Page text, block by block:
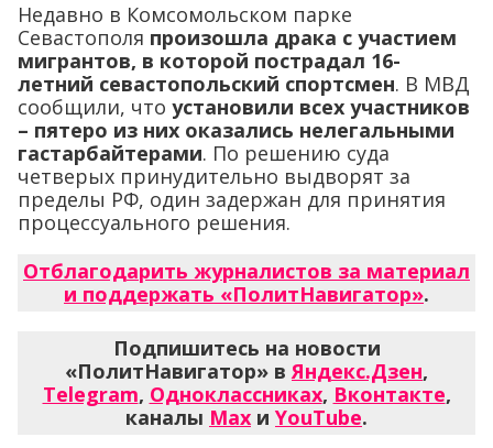
Недавно в Комсомольском парке
Севастополя произошла драка с участием
мигрантов, в которой пострадал 16-
летний севастопольский спортсмен. В МВД
сообщили, что установили всех участников
– пятеро из них оказались нелегальными
гастарбайтерами. По решению суда
четверых принудительно выдворят за
пределы РФ, один задержан для принятия
процессуального решения.
Отблагодарить журналистов за материал
и поддержать «ПолитНавигатор».
Подпишитесь на новости
«ПолитНавигатор» вЯндекс.Дзен,
Telegram, Одноклассниках, Вконтакте,
каналы Max и YouTube.